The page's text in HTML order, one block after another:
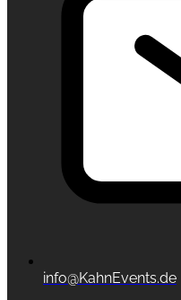
info@KahnEvents.de